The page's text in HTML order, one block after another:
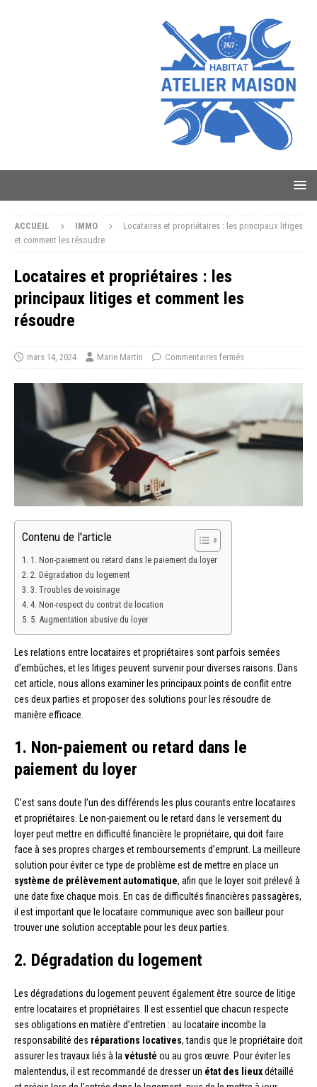
ACCUEIL IMMO
Locataires et propriétaires : les principaux litiges
et comment les résoudre
Locataires et propriétaires : les
principaux litiges et comment les
résoudre
mars 14, 2024 Marie Martin Commentaires fermés
Contenu de l'article
1. Non-paiement ou retard dans le paiement du loyer
2. Dégradation du logement
3. Troubles de voisinage
4. Non-respect du contrat de location
5. Augmentation abusive du loyer
Les relations entre locataires et propriétaires sont parfois semées
d’embûches, et les litiges peuvent survenir pour diverses raisons. Dans
cet article, nous allons examiner les principaux points de conflit entre
ces deux parties et proposer des solutions pour les résoudre de
manière efficace.
1. Non-paiement ou retard dans le
paiement du loyer
C’est sans doute l’un des différends les plus courants entre locataires
et propriétaires. Le non-paiement ou le retard dans le versement du
loyer peut mettre en difficulté financière le propriétaire, qui doit faire
face à ses propres charges et remboursements d’emprunt. La meilleure
solution pour éviter ce type de problème est de mettre en place un
système de prélèvement automatique, afin que le loyer soit prélevé à
une date fixe chaque mois. En cas de difficultés financières passagères,
il est important que le locataire communique avec son bailleur pour
trouver une solution acceptable pour les deux parties.
2. Dégradation du logement
Les dégradations du logement peuvent également être source de litige
entre locataires et propriétaires. Il est essentiel que chacun respecte
ses obligations en matière d’entretien : au locataire incombe la
responsabilité des réparations locatives, tandis que le propriétaire doit
assurer les travaux liés à la vétusté ou au gros œuvre. Pour éviter les
malentendus, il est recommandé de dresser un état des lieuxdétaillé